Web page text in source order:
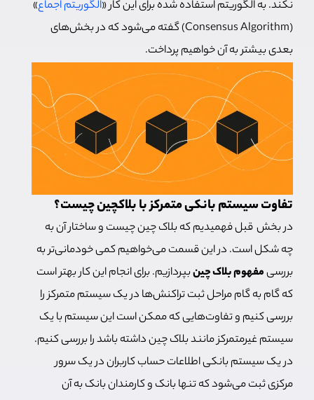
نکند. به الگوریتم استفاده شده برای این کار «الگوریتم اجماع»
(Consensus Algorithm) گفته می‌شود که در بخش‌های
بعدی بیشتر به آن خواهیم پرداخت.
تفاوت سیستم بانکی متمرکز با بلاکچین چیست؟
در بخش قبل فهمیدیم که بلاک چین چیست و ساختار آن به
چه شکل است. در این قسمت می‌خواهیم کمی خودمانی‌تر به
بررسیمفهوم بلاک چینبپردازیم. برای انجام این کار بهتر است
که گام به گام مراحل ثبت تراکنش‌ها در یک سیستم متمرکز را
بررسی کنیم و تفاوت‌هایی که ممکن است این سیستم با یک
سیستم غیرمتمرکز مانند بلاک چین داشته باشد را بررسی کنیم.
در یک سیستم بانکی اطلاعات حساب کاربران در یک سرور
مرکزی ثبت می‌شود که تنها بانک و کارمندان بانک به آن